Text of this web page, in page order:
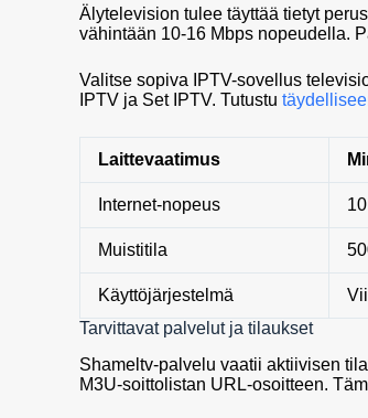
Älytelevision tulee täyttää tietyt
vähintään 10-16 Mbps nopeudella.
Valitse sopiva IPTV-sovellus
IPTV ja Set IPTV. Tutustu
Laittevaatimus
Internet-nopeus
Muistitila
Käyttöjärjestelmä
Tarvittavat palvelut ja tilaukset
Shameltv-palvelu vaatii aktiivisen
M3U-soittolistan URL-osoitteen.